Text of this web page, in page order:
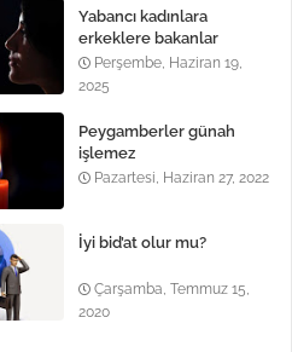
Yabancı kadınlara
erkeklere bakanlar
Perşembe, Haziran 19,
2025
Peygamberler günah
işlemez
Pazartesi, Haziran 27, 2022
İyi bid’at olur mu?
Çarşamba, Temmuz 15,
2020